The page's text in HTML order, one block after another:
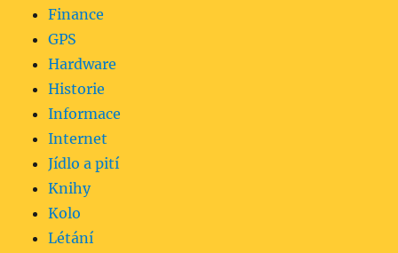
Finance
GPS
Hardware
Historie
Informace
Internet
Jídlo a pití
Knihy
Kolo
Létání